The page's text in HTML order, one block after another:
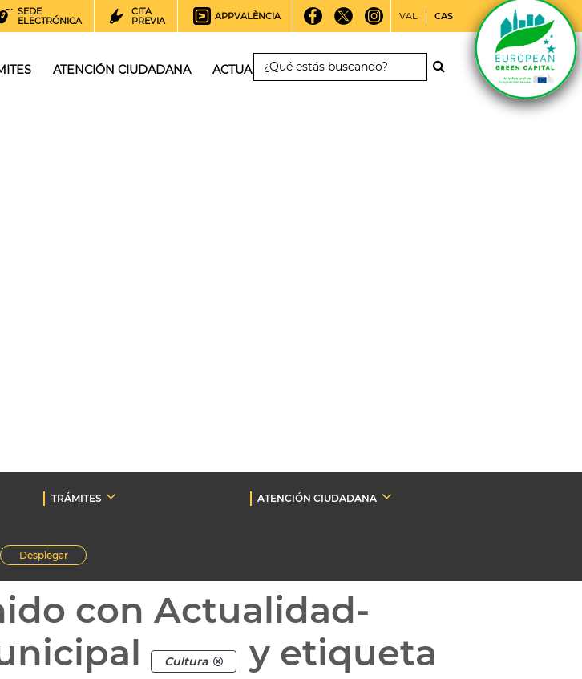
SEDE
ELECTRÓNICA
CITA
PREVIA
APPVALÈNCIA VAL CAS
ATENCIÓN CIUDADANA ACTUALIDAD
TRÁMITES
ATENCIÓN CIUDADANA
Desplegar
con Actualidad-
Cultura y etiqueta